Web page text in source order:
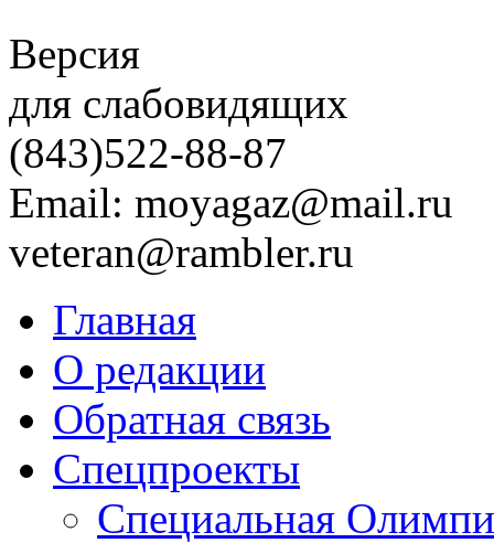
Версия
для слабовидящих
(843)522-88-87
Email: moyagaz@mail.ru
veteran@rambler.ru
Главная
О редакции
Обратная связь
Спецпроекты
Специальная